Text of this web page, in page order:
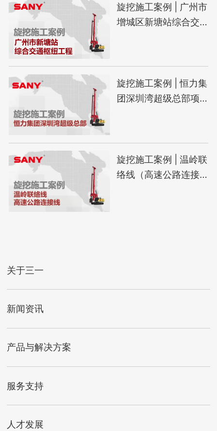
旋挖施工案例 | 广州市
增城区新塘站综合交
旋挖施工案例 | 恒力集
团深圳湾超级总部项
旋挖施工案例 | 温岭联
络线（高速公路连接
关于三一
新闻资讯
产品与解决方案
服务支持
人才发展